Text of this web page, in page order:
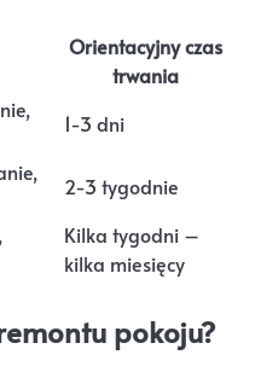
Orientacyjny czas
trwania
1-3 dni
2-3 tygodnie
Kilka tygodni –
kilka miesięcy
pokoju?